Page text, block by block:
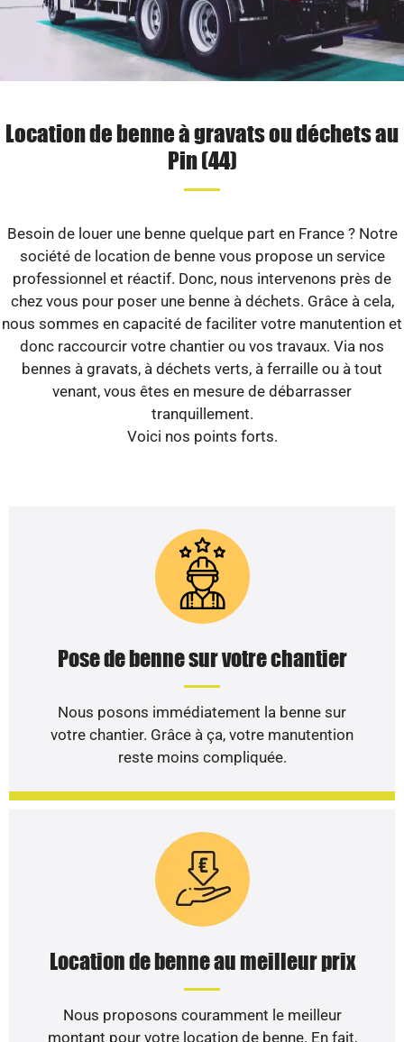
Location de benne à gravats ou déchets au
Pin (44)
Besoin de louer une benne quelque part en France ? Notre
société de location de benne vous propose un service
professionnel et réactif. Donc, nous intervenons près de
chez vous pour poser une benne à déchets. Grâce à cela,
nous sommes en capacité de faciliter votre manutention et
donc raccourcir votre chantier ou vos travaux. Via nos
bennes à gravats, à déchets verts, à ferraille ou à tout
venant, vous êtes en mesure de débarrasser
tranquillement.
Voici nos points forts.
Pose de benne sur votre chantier
Nous posons immédiatement la benne sur
votre chantier. Grâce à ça, votre manutention
reste moins compliquée.
Location de benne au meilleur prix
Nous proposons couramment le meilleur
montant pour votre location de benne. En fait,